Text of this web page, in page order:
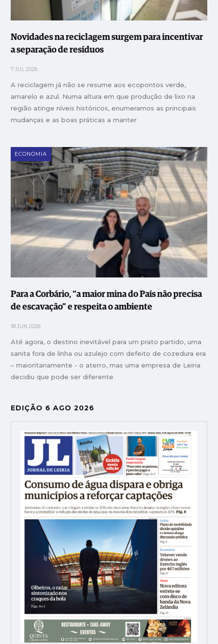
Novidades na reciclagem surgem para incentivar
a separação de resíduos
7 JUL 2026
A reciclagem já não se resume aos ecopontos verde,
amarelo e azul. Numa altura em que produção de lixo na
região atinge níveis históricos, enumeramos as principais
mudanças e as boas práticas a manter
ECONOMIA
Para a Corbário, “a maior mina do País não precisa
de escavação” e respeita o ambiente
18 JUN 2026
Até agora, o destino inevitável para um prato partido, uma
sanita fora de linha ou azulejo com defeito de cozedura era
– maioritariamente - o aterro, mas uma empresa de Leiria
decidiu que pode ser diferente
EDIÇÃO 6 AGO 2026